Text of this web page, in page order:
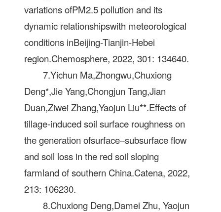
variations ofPM2.5 pollution and its
dynamic relationshipswith meteorological
conditions inBeijing-Tianjin-Hebei
region.Chemosphere, 2022, 301: 134640.
7.Yichun Ma,Zhongwu,Chuxiong
Deng*,Jie Yang,Chongjun Tang,Jian
Duan,Ziwei Zhang,Yaojun Liu**.Effects of
tillage-induced soil surface roughness on
the generation ofsurface–subsurface flow
and soil loss in the red soil sloping
farmland of southern China.Catena, 2022,
213: 106230.
8.Chuxiong Deng,Damei Zhu, Yaojun